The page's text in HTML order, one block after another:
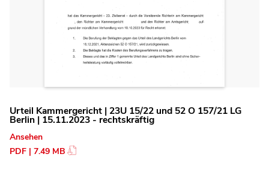
Urteil Kammergericht | 23U 15/22 und 52 O 157/21 LG
Berlin | 15.11.2023 - rechtskräftig
Ansehen
PDF | 7.49 MB